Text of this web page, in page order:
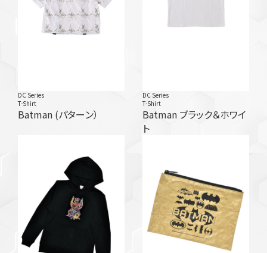
DC Series
T-Shirt
Batman (パターン）
DC Series
T-Shirt
Batman ブラック＆ホワイ
ト